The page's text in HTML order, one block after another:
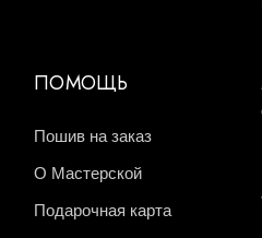
ПОМОЩЬ
Пошив на заказ
О Мастерской
Подарочная карта